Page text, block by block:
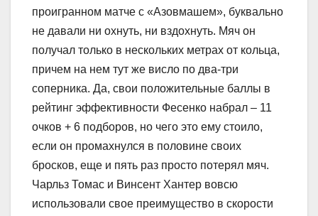
проигранном матче с «Азовмашем», буквально
не давали ни охнуть, ни вздохнуть. Мяч он
получал только в нескольких метрах от кольца,
причем на нем тут же висло по два-три
соперника. Да, свои положительные баллы в
рейтинг эффективности Фесенко набрал – 11
очков + 6 подборов, но чего это ему стоило,
если он промахнулся в половине своих
бросков, еще и пять раз просто потерял мяч.
Чарльз Томас и Винсент Хантер вовсю
использовали свое преимущество в скорости